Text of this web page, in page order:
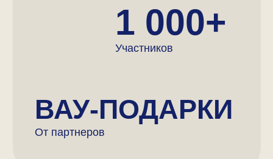
Новое поколение
создает правила
доступнее
Конкуренция еще не
так высока, как
двери для молодых